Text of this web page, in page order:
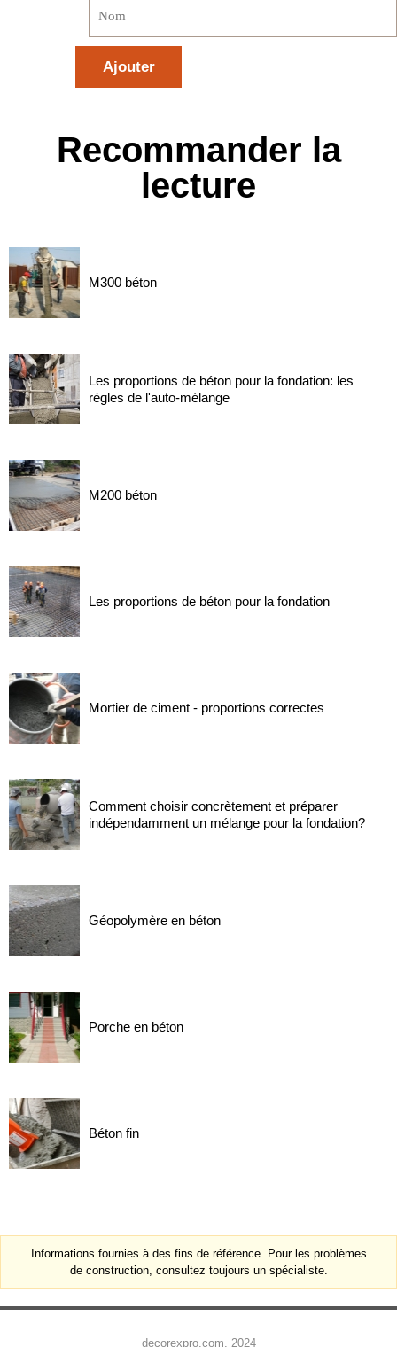
Recommander la
lecture
M300 béton
Les proportions de béton pour la fondation: les
règles de l'auto-mélange
M200 béton
Les proportions de béton pour la fondation
Mortier de ciment - proportions correctes
Comment choisir concrètement et préparer
indépendamment un mélange pour la fondation?
Géopolymère en béton
Porche en béton
Béton fin
Informations fournies à des fins de référence. Pour les problèmes
de construction, consultez toujours un spécialiste.
decorexpro.com, 2024